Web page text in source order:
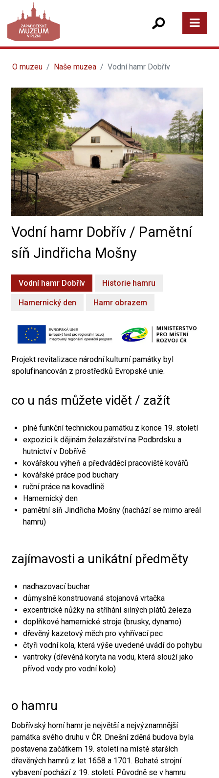
O muzeu Naše muzea Vodní hamr Dobřív
Vodní hamr Dobřív / Pamětní
síň Jindřicha Mošny
Vodní hamr Dobřív Historie hamru
Hamernický den Hamr obrazem
Projekt revitalizace národní kulturní památky byl
spolufinancován z prostředků Evropské unie.
co u nás můžete vidět / zažít
plně funkční technickou památku z konce 19. století
expozici k dějinám železářství na Podbrdsku a
hutnictví v Dobřívě
kovářskou výheň a předváděcí pracoviště kovářů
kovářské práce pod buchary
ruční práce na kovadlině
Hamernický den
pamětní síň Jindřicha Mošny (nachází se mimo areál
hamru)
zajímavosti a unikátní předměty
nadhazovací buchar
důmyslně konstruovaná stojanová vrtačka
excentrické nůžky na stříhání silných plátů železa
doplňkové hamernické stroje (brusky, dynamo)
dřevěný kazetový měch pro vyhřívací pec
čtyři vodní kola, která výše uvedené uvádí do pohybu
vantroky (dřevěná koryta na vodu, která slouží jako
přívod vody pro vodní kolo)
o hamru
Dobřívský horní hamr je největší a nejvýznamnější
památka svého druhu v ČR. Dnešní zděná budova byla
postavena začátkem 19. století na místě starších
dřevěných hamrů z let 1658 a 1701. Bohaté strojní
vybavení pochází z 19. století. Původně se v hamru